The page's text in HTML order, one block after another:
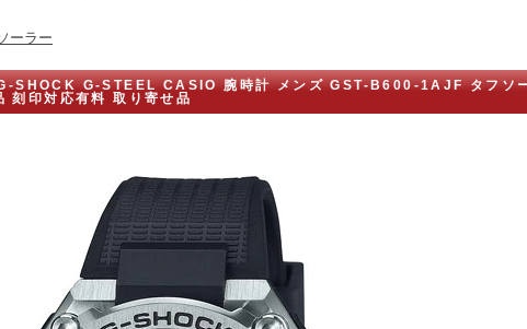
ーラー
SHOCK G-STEEL CASIO 腕時計 メンズ GST-B600-1AJF タフソ
刻印対応有料 取り寄せ品